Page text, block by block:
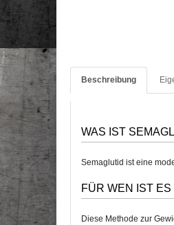
Beschreibung
WAS IST
Semaglutid ist eine
FÜR WEN IST
Diese Methode zur